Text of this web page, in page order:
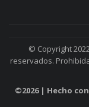
© Copyright
reservados.
©2026 | Hecho con